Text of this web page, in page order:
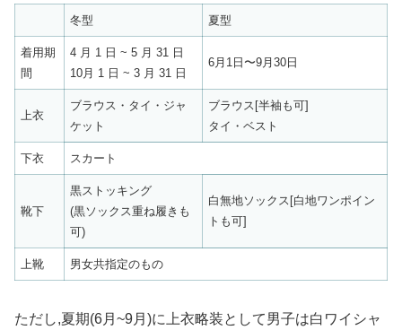
冬型 夏型
着用期
間
4 月 1 日 ~ 5 月 31 日
10月 1 日 ~ 3 月 31 日
6月1日〜9月30日
上衣
ブラウス・タイ・ジャ
ケット
ブラウス[半袖も可]
タイ・ベスト
下衣 スカート
靴下
黒ストッキング
(黒ソックス重ね履きも
可)
白無地ソックス[白地ワンポイン
トも可]
上靴 男女共指定のもの
ただし,夏期(6月~9月)に上衣略装として男子は白ワイシャ